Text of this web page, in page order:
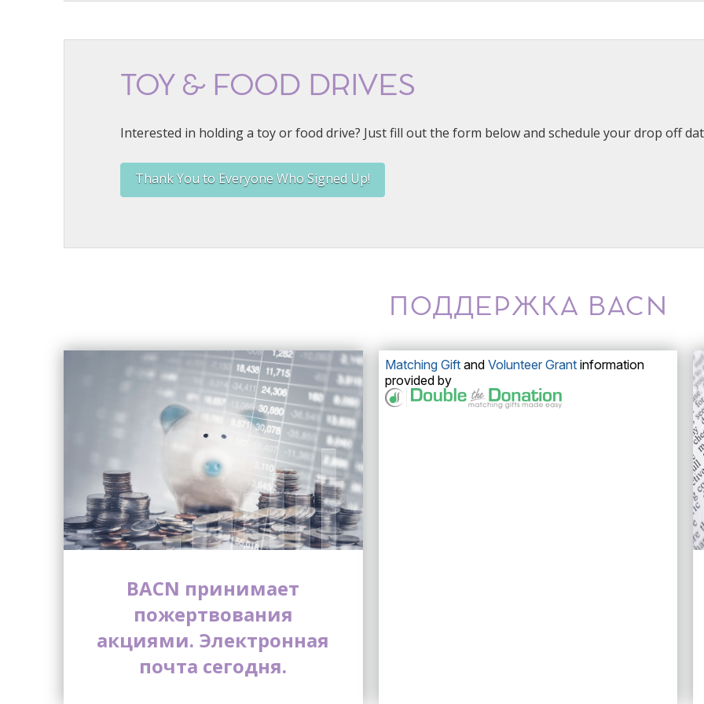
TOY & FOOD DRIVES
Interested in holding a toy or food drive? Just fill out the form below and schedule your drop off
Thank You to Everyone Who Signed Up!
ПОДДЕРЖКА BACN
BACN принимает
пожертвования
акциями. Электронная
почта сегодня.